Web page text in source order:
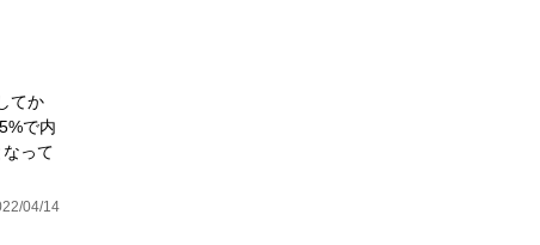
てか
で内
って
04/14